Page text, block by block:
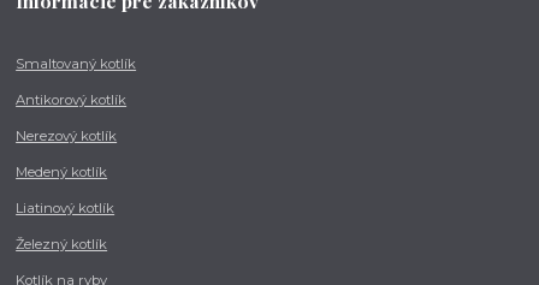
Smaltovaný kotlík
Antikorový kotlík
Nerezový kotlík
Medený kotlík
Liatinový kotlík
Železný kotlík
Kotlík na ryby